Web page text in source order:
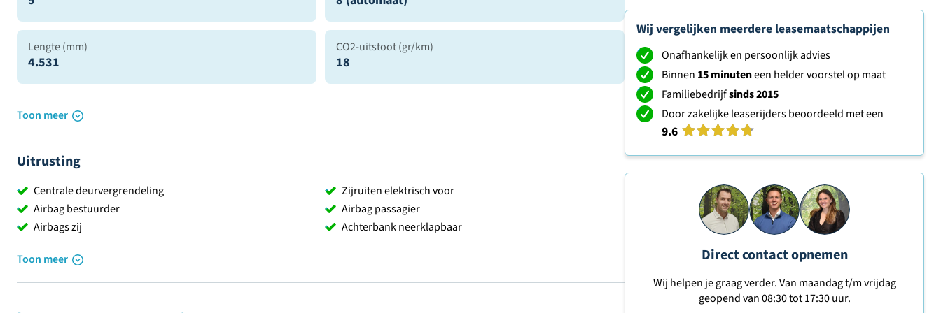
Lengte (mm)
4.531
CO2-uitstoot (gr/km)
18
Toon meer
Uitrusting
Centrale deurvergrendeling
Zijruiten elektrisch voor
Airbag bestuurder
Airbag passagier
Airbags zij
Achterbank neerklapbaar
Toon meer
Wij vergelijken meerdere leasemaatschappijen
Onafhankelijk en persoonlijk advies
Binnen 15 minuteneen helder voorstel op maat
Familiebedrijfsinds 2015
Door zakelijke leaserijders beoordeeld met een
9.6
Direct contact opnemen
Wij helpen je graag verder. Van maandag t/m vrijdag
geopend van 08:30 tot 17:30 uur.